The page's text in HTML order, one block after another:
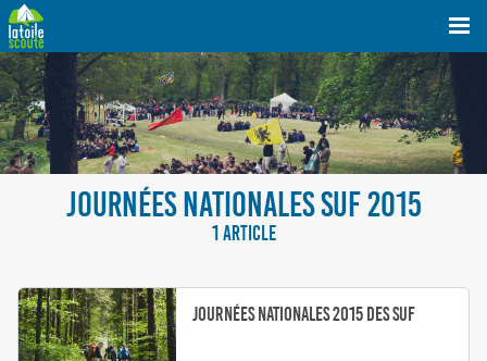
JOURNÉES NATIONALES SUF 2015
1 ARTICLE
Journées nationales 2015 des SUF